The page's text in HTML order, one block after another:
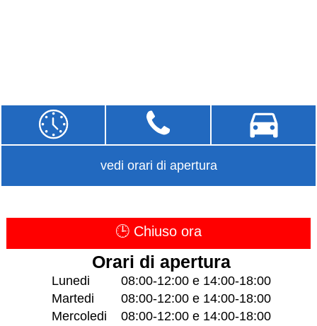
vedi orari di apertura
🕒 Chiuso ora
Orari di apertura
Lunedi
08:00-12:00 e 14:00-18:00
Martedi
08:00-12:00 e 14:00-18:00
Mercoledi
08:00-12:00 e 14:00-18:00